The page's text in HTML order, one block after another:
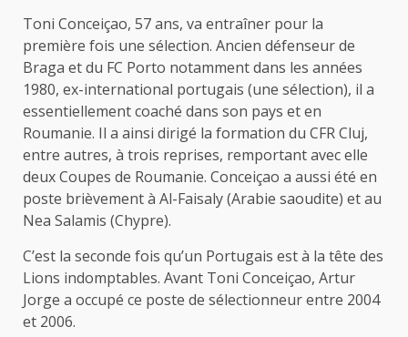
Toni Conceiçao, 57 ans, va entraîner pour la
première fois une sélection. Ancien défenseur de
Braga et du FC Porto notamment dans les années
1980, ex-international portugais (une sélection), il a
essentiellement coaché dans son pays et en
Roumanie. Il a ainsi dirigé la formation du CFR Cluj,
entre autres, à trois reprises, remportant avec elle
deux Coupes de Roumanie. Conceiçao a aussi été en
poste brièvement à Al-Faisaly (Arabie saoudite) et au
Nea Salamis (Chypre).
C’est la seconde fois qu’un Portugais est à la tête des
Lions indomptables. Avant Toni Conceiçao, Artur
Jorge a occupé ce poste de sélectionneur entre 2004
et 2006.